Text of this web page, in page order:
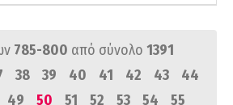
785-800 από σύνολο 1391
38 39 40 41 42 43
44
49 50 51 52 53 54
55